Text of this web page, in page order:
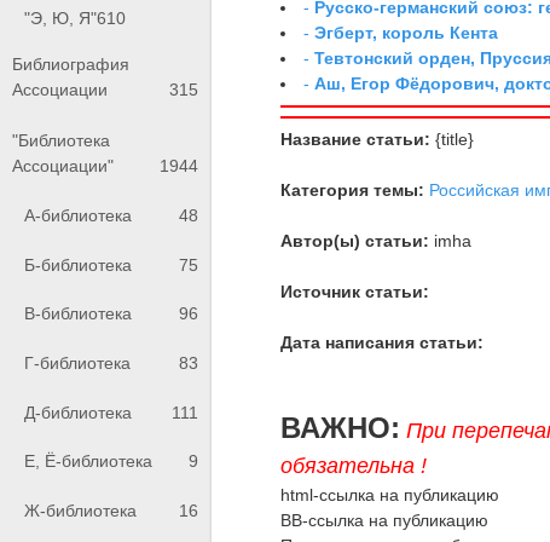
"Э, Ю, Я"610
Библиография
Ассоциации
315
"Библиотека
Ассоциации"
1944
А-библиотека 48
Б-библиотека 75
В-библиотека 96
Г-библиотека 83
Д-библиотека 111
Е, Ё-библиотека 9
Ж-библиотека 16
- Русско-германский союз:
-Эгберт, король Кента
-Тевтонский орден,
-Аш, Егор Фёдорович,
Название статьи: {title}
Категория темы: Российская
Автор(ы) статьи: imha
Источник статьи:
Дата написания статьи:
ВАЖНО: При
обязательна !
html-ссылка на публикацию
BB-ссылка на публикацию